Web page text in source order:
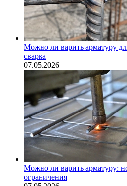
Можно ли варить арматуру
сварка
07.05.2026
Можно ли варить арматуру:
ограничения